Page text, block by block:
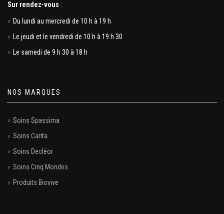
Sur rendez-vous :
Du lundi au mercredi de 10 h à 19 h
Le jeudi et le vendredi de 10 h à 19 h 30
Le samedi de 9 h 30 à 18 h
NOS MARQUES
Soins Spassima
Soins Carita
Soins Decléor
Soins Cinq Mondes
Produits Biovive